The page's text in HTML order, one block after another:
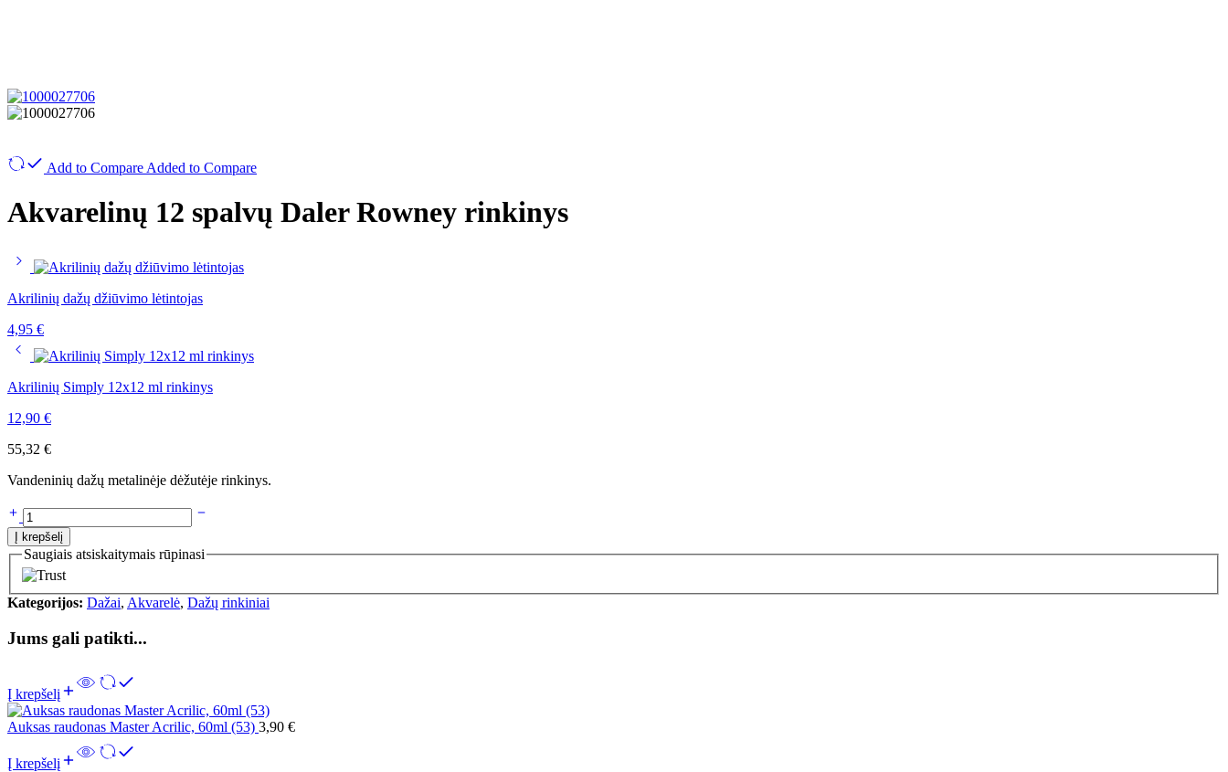
Add to Compare Added to Compare
Akvarelinų 12 spalvų Daler Rowney rinkinys
Akrilinių dažų džiūvimo lėtintojas
4,95 €
Akrilinių Simply 12x12 ml rinkinys
12,90 €
55,32 €
Vandeninių dažų metalinėje dėžutėje rinkinys.
Į krepšelį
Saugiais atsiskaitymais rūpinasi
Kategorijos: Dažai, Akvarelė, Dažų rinkiniai
Jums gali patikti...
Į krepšelį
Auksas raudonas Master Acrilic, 60ml (53) 3,90 €
Į krepšelį